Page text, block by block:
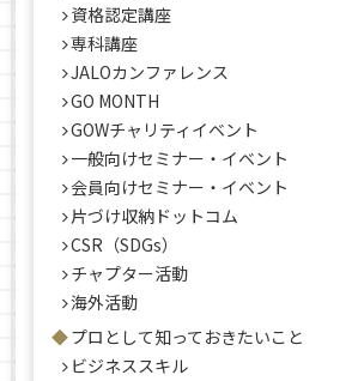
資格認定講座
専科講座
JALOカンファレンス
GO MONTH
GOWチャリティイベント
一般向けセミナー・イベント
会員向けセミナー・イベント
片づけ収納ドットコム
CSR（SDGs）
チャプター活動
海外活動
プロとして知っておきたいこと
ビジネススキル